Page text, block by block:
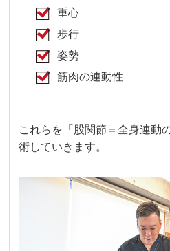
重心
歩行
姿勢
筋肉の連動性
これらを「股関節＝全身連動
術していきます。